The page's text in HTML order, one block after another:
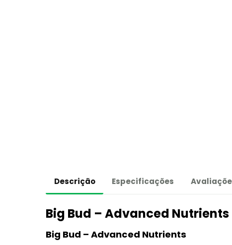
Descrição Especificações
Big Bud – Advanced Nutrients
Big Bud – Advanced Nutrients